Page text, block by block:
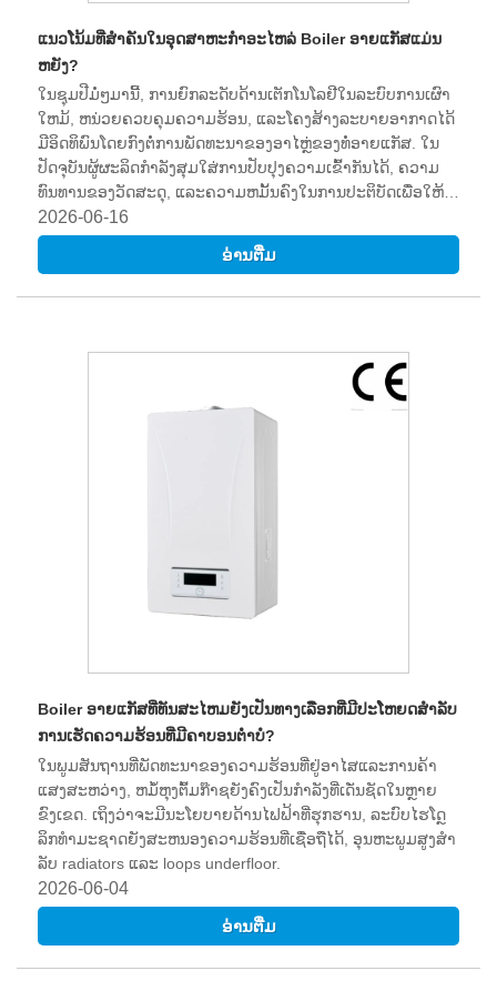
ແນວໂນ້ມທີ່ສໍາຄັນໃນອຸດສາຫະກໍາອະໄຫລ່ Boiler ອາຍແກັສແມ່ນ
ຫຍັງ?
ໃນຊຸມປີມໍ່ໆມານີ້, ການຍົກລະດັບດ້ານເຕັກໂນໂລຢີໃນລະບົບການເຜົາ
ໃຫມ້, ຫນ່ວຍຄວບຄຸມຄວາມຮ້ອນ, ແລະໂຄງສ້າງລະບາຍອາກາດໄດ້
ມີອິດທິພົນໂດຍກົງຕໍ່ການພັດທະນາຂອງອາໄຫຼ່ຂອງທໍ່ອາຍແກັສ. ໃນ
ປັດຈຸບັນຜູ້ຜະລິດກໍາລັງສຸມໃສ່ການປັບປຸງຄວາມເຂົ້າກັນໄດ້, ຄວາມ
ທົນທານຂອງວັດສະດຸ, ແລະຄວາມຫມັ້ນຄົງໃນການປະຕິບັດເພື່ອໃຫ້
ໄດ້ມາດຕະຖານສາກົນທີ່ກໍາລັງພັດທະນາ. ການປ່ຽນແປງນີ້ໄດ້ຊຸກຍູ້
ການປະດິດສ້າງໃນທຸກຂັ້ນຕອນຂອງການຜະລິດ, ຈາກການຄັດເລືອກ
ວັດຖຸດິບຈົນເຖິງການປະກອບແລະການທົດສອບສຸດທ້າຍ.
2026-06-16
ອ່ານ​ຕື່ມ
Boiler ອາຍແກັສທີ່ທັນສະໄຫມຍັງເປັນທາງເລືອກທີ່ມີປະໂຫຍດສໍາລັບ
ການເຮັດຄວາມຮ້ອນທີ່ມີຄາບອນຕ່ໍາບໍ?
ໃນພູມສັນຖານທີ່ພັດທະນາຂອງຄວາມຮ້ອນທີ່ຢູ່ອາໄສແລະການຄ້າ
ແສງສະຫວ່າງ, ຫມໍ້ຫຸງຕົ້ມກ໊າຊຍັງຄົງເປັນກໍາລັງທີ່ເດັ່ນຊັດໃນຫຼາຍ
ຂົງເຂດ. ເຖິງວ່າຈະມີນະໂຍບາຍດ້ານໄຟຟ້າທີ່ຮຸກຮານ, ລະບົບໄຮໂດຼ
ລິກທໍາມະຊາດຍັງສະຫນອງຄວາມຮ້ອນທີ່ເຊື່ອຖືໄດ້, ອຸນຫະພູມສູງສໍາ
ລັບ radiators ແລະ loops underfloor.
2026-06-04
ອ່ານ​ຕື່ມ